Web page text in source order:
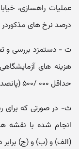
درصد نرخ های
هزینه های
حداقل ۰۰۰ /۵۰۰ (پانصد هزار) ریال خواهد بود .
ث- در صورتی که برای
انجام شده با نقشه
(الف) و (ب) و (ج)